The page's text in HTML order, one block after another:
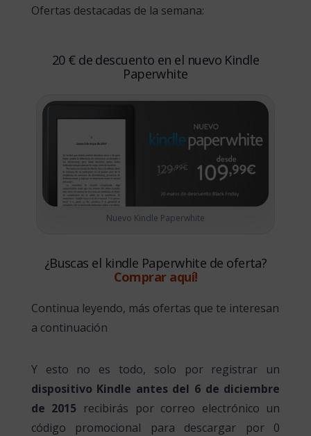
Ofertas destacadas de la semana:
20 € de descuento en el nuevo Kindle
Paperwhite
Nuevo Kindle Paperwhite
¿Buscas el kindle Paperwhite de oferta?
Comprar aquí!
Continua leyendo, más ofertas que te interesan
a continuación
Y esto no es todo, solo por registrar un
dispositivo Kindle antes del 6 de diciembre
de 2015 recibirás por correo electrónico un
código promocional para descargar por 0